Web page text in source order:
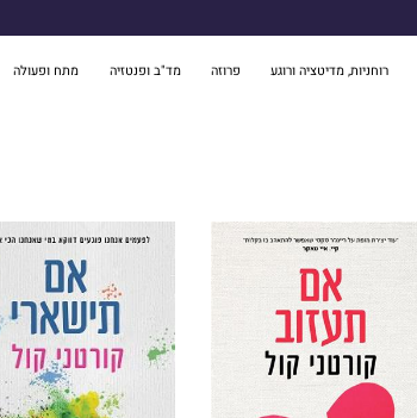
רוחניות, מדיטציה ורוגע פרוזה מד"ב ופנטזיה מתח ופעולה